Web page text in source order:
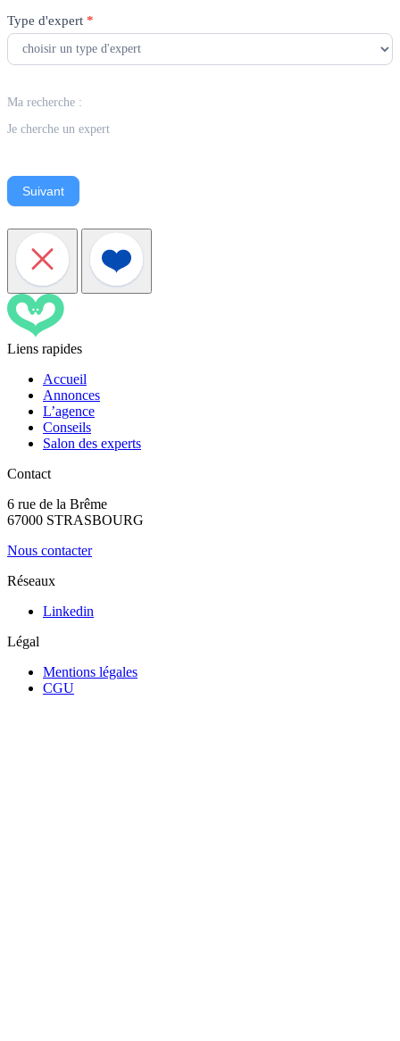
Type d'expert *
Ma recherche :
Je cherche un expert
Suivant
Liens rapides
Accueil
Annonces
L’agence
Conseils
Salon des experts
Contact
6 rue de la Brême
67000 STRASBOURG
Nous contacter
Réseaux
Linkedin
Légal
Mentions légales
CGU